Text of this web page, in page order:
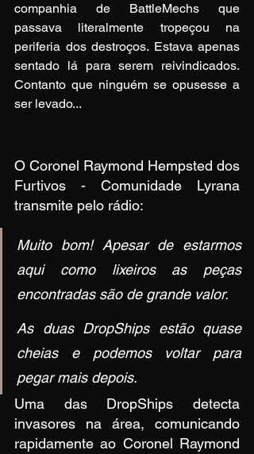
companhia de BattleMechs que
passava literalmente tropeçou na
periferia dos destroços. Estava apenas
sentado lá para serem reivindicados.
Contanto que ninguém se opusesse a
ser levado...
O Coronel Raymond Hempsted dos
Furtivos - Comunidade Lyrana
transmite pelo rádio:
Muito bom! Apesar de estarmos
aqui como lixeiros as peças
encontradas são de grande valor.
As duas DropShips estão quase
cheias e podemos voltar para
pegar mais depois.
Uma das DropShips detecta
invasores na área, comunicando
rapidamente ao Coronel Raymond